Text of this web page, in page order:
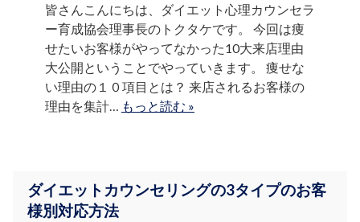
皆さんこんにちは、ダイエット心理カウンセラ
ー育成協会理事長のトクタケです。 今回は痩
せたいお客様がやってなかった10大来店理由
大公開ということでやっていきます。 痩せな
い理由の１０項目とは？ 来店されるお客様の
理由を集計…
もっと読む »
ダイエットカウンセリングの3タイプのお客
様別対応方法